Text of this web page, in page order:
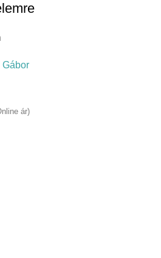
Gábor
ár)